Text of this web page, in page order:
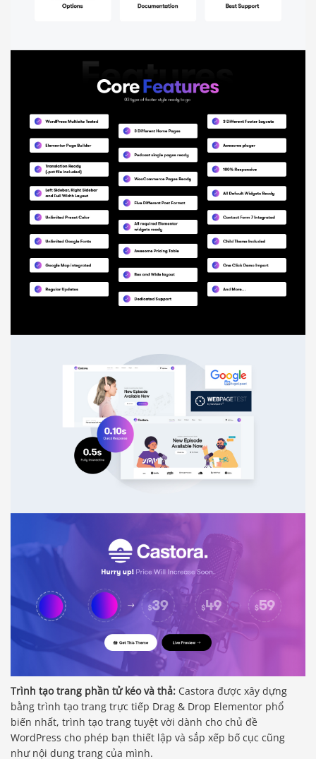
Trình tạo trang phần tử kéo và thả: Castora được xây dựng
bằng trình tạo trang trực tiếp Drag & Drop Elementor phổ
biến nhất, trình tạo trang tuyệt vời dành cho chủ đề
WordPress cho phép bạn thiết lập và sắp xếp bố cục cũng
như nội dung trang của mình.